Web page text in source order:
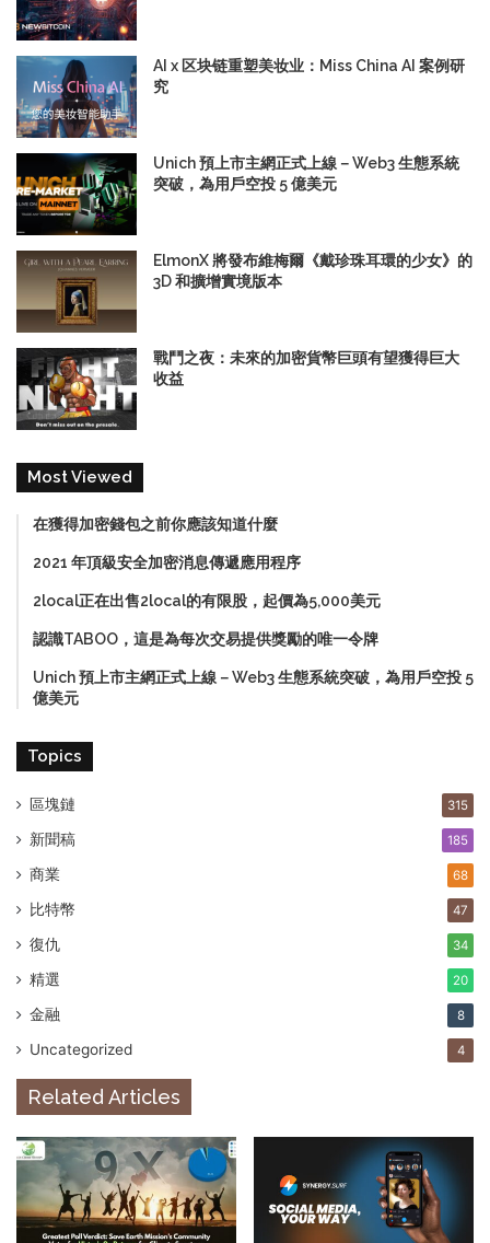
AI x 区块链重塑美妆业：Miss China AI 案例研
究
Unich 預上市主網正式上線－Web3 生態系統
突破，為用戶空投 5 億美元
ElmonX 將發布維梅爾《戴珍珠耳環的少女》的
3D 和擴增實境版本
戰鬥之夜：未來的加密貨幣巨頭有望獲得巨大
收益
Most Viewed
在獲得加密錢包之前你應該知道什麼
2021 年頂級安全加密消息傳遞應用程序
2local正在出售2local的有限股，起價為5,000美元
認識TABOO，這是為每次交易提供獎勵的唯一令牌
Unich 預上市主網正式上線－Web3 生態系統突破，為用戶空投 5
億美元
Topics
區塊鏈 315
新聞稿 185
商業 68
比特幣 47
復仇 34
精選 20
金融 8
Uncategorized 4
Related Articles